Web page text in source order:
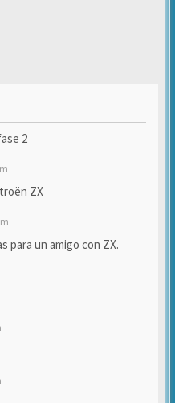
2
ZX
para un amigo con ZX.